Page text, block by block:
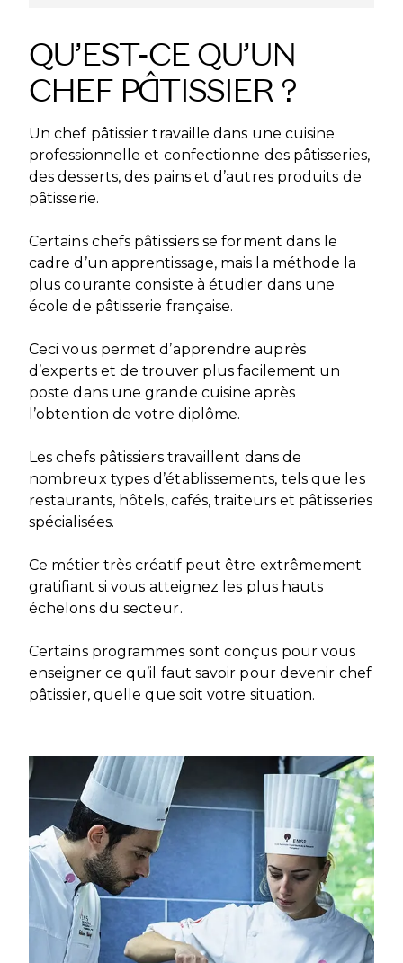
SPONSORS ET PARTENAIRES
NOS CAMPUS A L’INTERNATIONAL
ÉCOLE DUCASSE ISH GURUGRAM
Gurugram, Inde
NOS FRANCHISES
DEVENEZ FRANCHISÉ
NOS PARTENAIRES ACADÉMIQUES
DEVENEZ PARTENAIRE ACADÉMIQUE
BLOG
HOME – FRANÇAIS
PASSER À L'ANGLAIS
PASSER À L'ANGLAIS
QU’EST-CE QU’UN
CHEF PÂTISSIER ?
Un chef pâtissier travaille dans une cuisine
professionnelle et confectionne des pâtisseries,
des desserts, des pains et d’autres produits de
pâtisserie.
Certains chefs pâtissiers se forment dans le
cadre d’un apprentissage, mais la méthode la
plus courante consiste à étudier dans une
école de pâtisserie française.
Ceci vous permet d’apprendre auprès
d’experts et de trouver plus facilement un
poste dans une grande cuisine après
l’obtention de votre diplôme.
Les chefs pâtissiers travaillent dans de
nombreux types d’établissements, tels que les
restaurants, hôtels, cafés, traiteurs et pâtisseries
spécialisées.
Ce métier très créatif peut être extrêmement
gratifiant si vous atteignez les plus hauts
échelons du secteur.
Certains programmes sont conçus pour vous
enseigner ce qu’il faut savoir pour devenir chef
pâtissier, quelle que soit votre situation.